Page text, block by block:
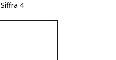
för trafik/person
4